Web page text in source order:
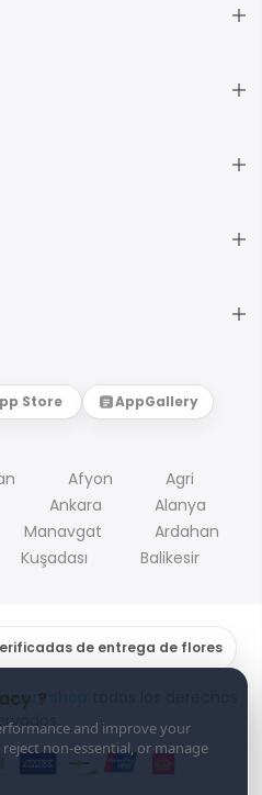
?
and improve your
reject non-essential, or manage
Store AppGallery
Afyon
Agri
Ankara
Alanya
Manavgat
Ardahan
Kuşadası Balikesir
de entrega de flores
shop